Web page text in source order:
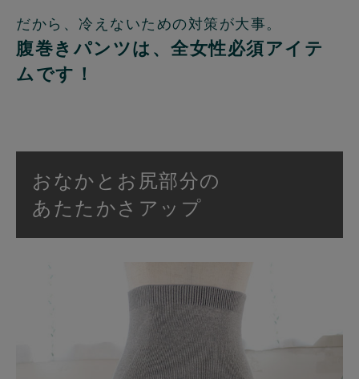
だから、冷えないための対策が大事。
腹巻きパンツは、全女性必須アイテ
ムです！
おなかとお尻部分の
あたたかさアップ